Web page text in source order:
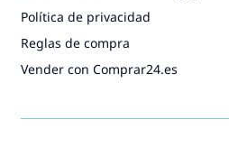
Política de privacidad
Reglas de compra
Vender con Comprar24.es